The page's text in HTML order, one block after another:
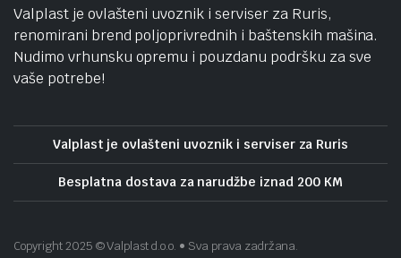
Valplast je ovlašteni uvoznik i serviser za Ruris,
renomirani brend poljoprivrednih i baštenskih mašina.
Nudimo vrhunsku opremu i pouzdanu podršku za sve
vaše potrebe!
Valplast je ovlašteni uvoznik i serviser za Ruris
Besplatna dostava za narudžbe iznad 200 KM
Copyright 2025 © Valplast d.o.o. • Sva prava zadržana.